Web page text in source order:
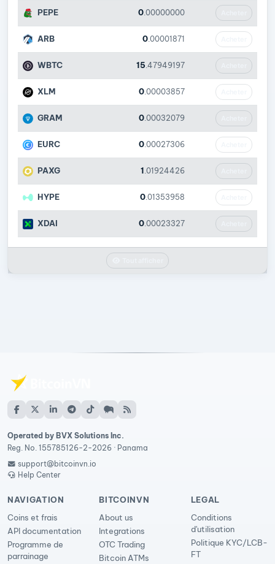
PEPE 0 .00000000
ARB 0 .00001871
WBTC 15 .47949197
XLM 0 .00003857
GRAM 0 .00032079
EURC 0 .00027306
PAXG 1 .01924426
HYPE 0 .01353958
XDAI 0 .00023327
Operated by BVX Solutions Inc.
Reg. No. 155785126-2-2026 · Panama
support@bitcoinvn.io
Help Center
NAVIGATION
Coins et frais
API documentation
Programme de
parrainage
BITCOINVN
About us
Integrations
OTC Trading
Bitcoin ATMs
LEGAL
Conditions
d'utilisation
Politique KYC/LCB-
FT